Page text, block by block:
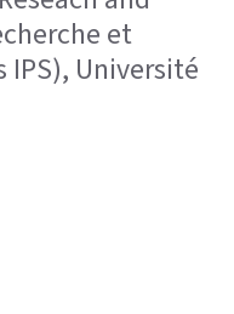
et
IPS), Université